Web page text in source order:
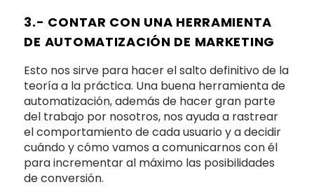
3.- CONTAR CON UNA HERRAMIENTA
DE AUTOMATIZACIÓN DE MARKETING
Esto nos sirve para hacer el salto definitivo de la
teoría a la práctica. Una buena herramienta de
automatización, además de hacer gran parte
del trabajo por nosotros, nos ayuda a rastrear
el comportamiento de cada usuario y a decidir
cuándo y cómo vamos a comunicarnos con él
para incrementar al máximo las posibilidades
de conversión.